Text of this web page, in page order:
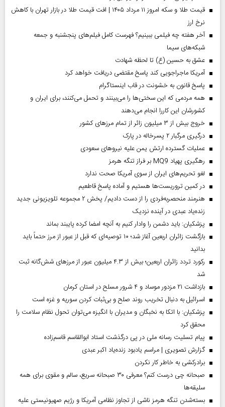
قیمت طلا و سکه امروز ۱۱ مرداد ۱۴۰۵ | افت قیمت طلا در بازار تهران با کاهش
نرخ ارز
آخر هفته چه فیلمی ببینیم؟ فهرست کامل فیلم‌های پنجشنبه و جمعه
شبکه‌های سیما
عشق به حسین (ع) تا لحظه شهادت
آمریکا ماجراجویی کند پاسخ مقتضی دریافت خواهد کرد
پاسخ قانون به خشونت در قاب اینستاگرام
همه مردمی که این سختی‌ها را می‌بینند و تحمل می‌کنند، برای ایران و
کشورشان این کاررا انجام می‌دهند
خروج بیش از ۳ میلیون زائر از تمام مرز‌های کشور
درگیری مرگبار ۲ پسرخاله در پارک
عملیات گسترده ارتش یمن علیه نیروهای سعودی
رهگیری پهپاد MQ9 بر فراز تنگه هرمز
لغو تحریم‌های ایران از سوی آمریکا صحت ندارد
در کمین تروریست‌ها هستیم و آماده پاسخ قاطعیم
هنرمند منحصر‌به‌فردی را از دست دادیم/ پخش ۲ مجموعه تلویزیونی جدید
زنده‌یاد عبدی در آینده نزدیک
پزشکیان: باید دشمن را وادار کنیم به آنچه امضا کرده پایبند بماند
بازگشت زائران اربعین آغاز شد؛ ۱۰ توصیه‌ای که قبل از عبور از مرز حتماً باید
بدانید
رکورد تردد زائران اربعین؛ بیش از ۴.۳ میلیون عبور از مرزهای شش‌گانه ثبت
شد
بازداشت ۲۱ مزدور موساد و ۴ شرور مسلح در استان کرمان
اسرائیل به دنبال تخریب روند صلح و بی‌ثبات کردن سوریه و غزه است
پزشکیان: با اتکا به نخبگان و مدیران با انگیزه می‌توان تحول نظام سلامت را
محقق کرد
پیام تسلیت رسانه ملی در پی درگذشت استاد ابوالقاسم قاسم‌زاده
گزارش تصویری | مراسم یادبود زنده‌یاد اکبر عبدی
برادرکشی به خاطر کار نکردن
صبحانه چی درست کنم؟ معرفی ۳۰ صبحانه سریع، سالم و مقوی برای همه
سلیقه‌ها
بسته‌شدن تنگه هرمز ناشی از تجاوز نظامی آمریکا و رژیم صهیونیستی علیه